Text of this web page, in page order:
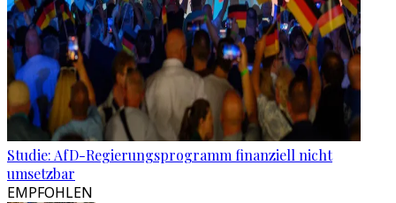
Studie: AfD-Regierungsprogramm finanziell nicht
umsetzbar
EMPFOHLEN